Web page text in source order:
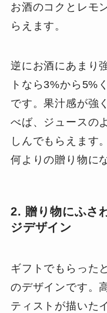
お酒のコクとレモ
らえます。
逆にお酒にあまり
トなら3%から5%
です。果汁感が強
べば、ジュースの
しんでもらえます
何よりの贈り物に
2. 贈り物にふさ
ジデザイン
ギフトでもらった
のデザインです。
ティストが描いた